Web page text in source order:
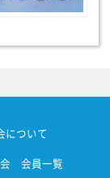
について
会 会員一覧